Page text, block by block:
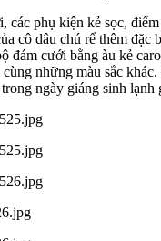
các phụ kiện kẻ sọc,
cô dâu chú rể thêm đặc
đám cưới bằng àu kẻ
những màu sắc
ngày giáng sinh lạnh